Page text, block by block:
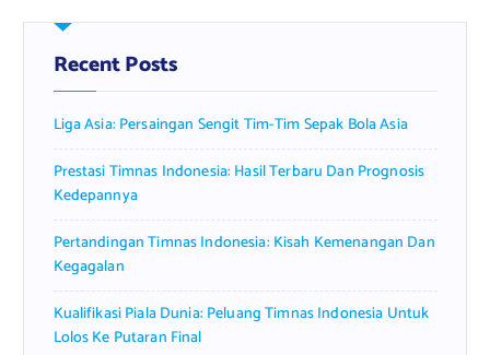
Recent Posts
Liga Asia: Persaingan Sengit Tim-Tim Sepak Bola Asia
Prestasi Timnas Indonesia: Hasil Terbaru Dan Prognosis
Kedepannya
Pertandingan Timnas Indonesia: Kisah Kemenangan Dan
Kegagalan
Kualifikasi Piala Dunia: Peluang Timnas Indonesia Untuk
Lolos Ke Putaran Final